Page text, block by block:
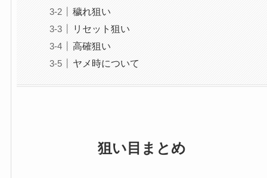
穢れ狙い
リセット狙い
高確狙い
ヤメ時について
狙い目まとめ